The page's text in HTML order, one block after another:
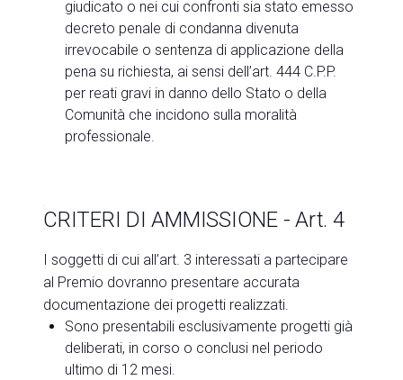
giudicato o nei cui confronti sia stato emesso
decreto penale di condanna divenuta
irrevocabile o sentenza di applicazione della
pena su richiesta, ai sensi dell’art. 444 C.P.P.
per reati gravi in danno dello Stato o della
Comunità che incidono sulla moralità
professionale.
CRITERI DI AMMISSIONE - Art. 4
I soggetti di cui all’art. 3 interessati a partecipare
al Premio dovranno presentare accurata
documentazione dei progetti realizzati.
Sono presentabili esclusivamente progetti già
deliberati, in corso o conclusi nel periodo
ultimo di 12 mesi.